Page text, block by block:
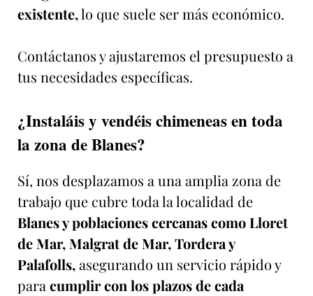
existente,lo que suele ser más económico.
Contáctanos y ajustaremos el presupuesto a
tus necesidades específicas.
¿Instaláis y vendéis chimeneas en toda
la zona de Blanes?
Sí, nos desplazamos a una amplia zona de
trabajo que cubre toda la localidad de
Blanes y poblaciones cercanas como Lloret
de Mar, Malgrat de Mar, Tordera y
Palafolls,asegurando un servicio rápido y
para cumplir con los plazos de cada